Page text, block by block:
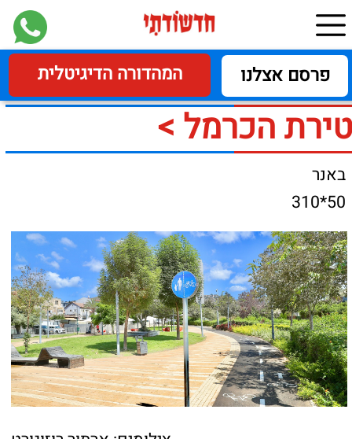
טירת הכרמל >
צילומים: ‏ארתור רוזוגורט
נחנך שביל האופניים
החדש בטירת כרמל
באנר
50*310
פרסם אצלנו המהדורה הדיגיטלית